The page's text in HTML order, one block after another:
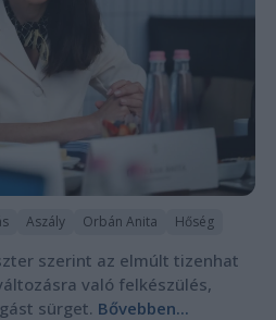
Aszály Orbán Anita Hőség
szerint az elmúlt tizenhat
való felkészülés,
sürget. Bővebben...